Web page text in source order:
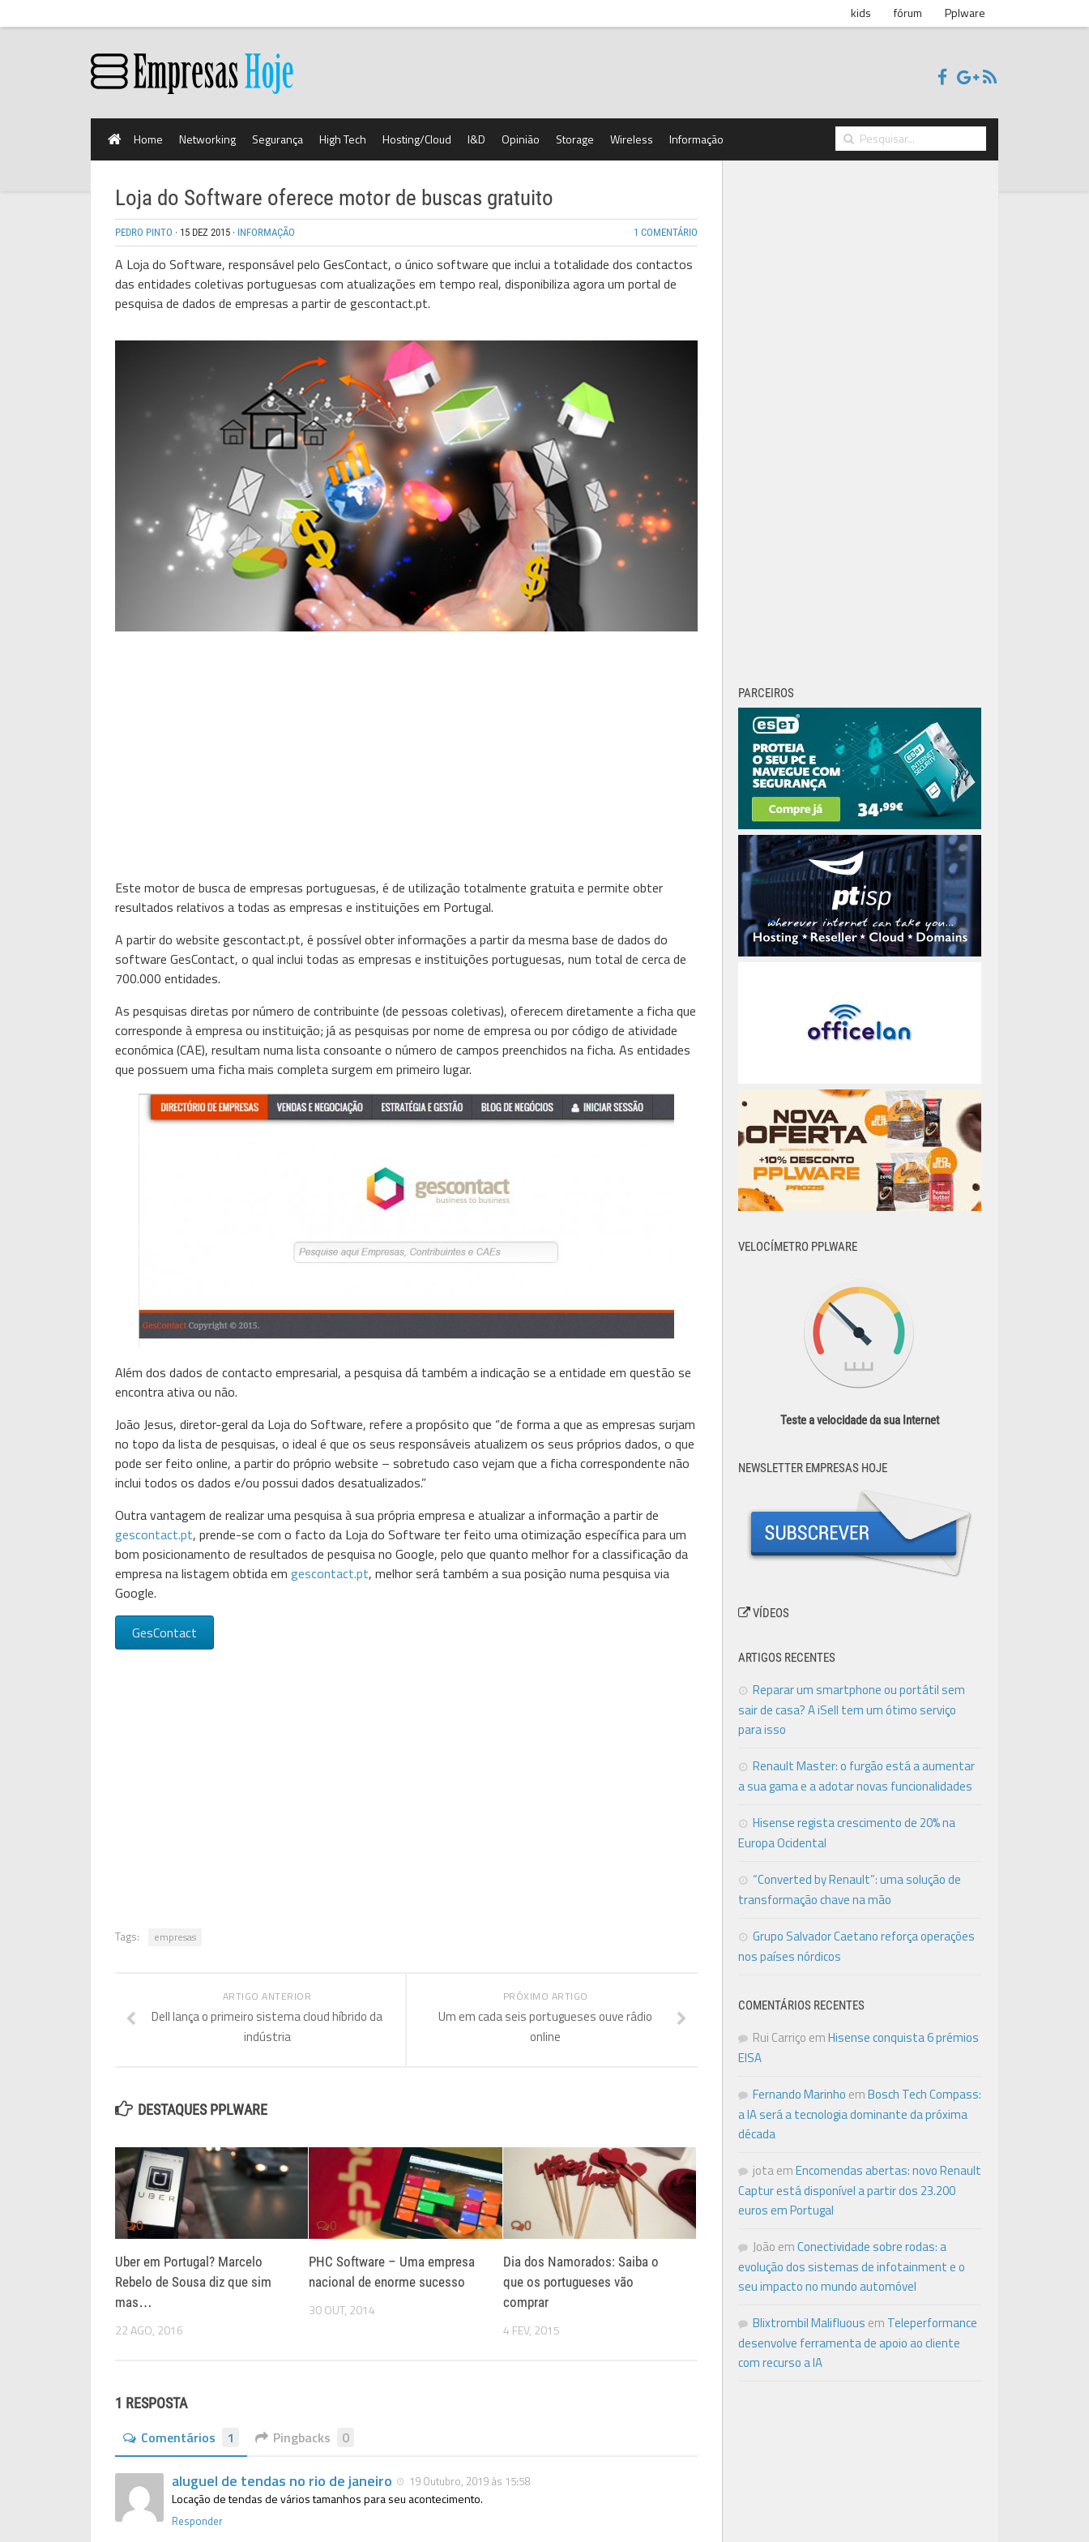
kids fórum Pplware
Home Networking Segurança High Tech Hosting/Cloud I&D Opinião Storage Wireless Informação
Loja do Software oferece motor de buscas gratuito
PEDRO PINTO · 15 DEZ 2015 · INFORMAÇÃO 1 COMENTÁRIO
A Loja do Software, responsável pelo GesContact, o único software que inclui a totalidade dos contactos
das entidades coletivas portuguesas com atualizações em tempo real, disponibiliza agora um portal de
pesquisa de dados de empresas a partir de gescontact.pt.
Este motor de busca de empresas portuguesas, é de utilização totalmente gratuita e permite obter
resultados relativos a todas as empresas e instituições em Portugal.
A partir do website gescontact.pt, é possível obter informações a partir da mesma base de dados do
software GesContact, o qual inclui todas as empresas e instituições portuguesas, num total de cerca de
700.000 entidades.
As pesquisas diretas por número de contribuinte (de pessoas coletivas), oferecem diretamente a ficha que
corresponde à empresa ou instituição; já as pesquisas por nome de empresa ou por código de atividade
económica (CAE), resultam numa lista consoante o número de campos preenchidos na ficha. As entidades
que possuem uma ficha mais completa surgem em primeiro lugar.
Além dos dados de contacto empresarial, a pesquisa dá também a indicação se a entidade em questão se
encontra ativa ou não.
João Jesus, diretor-geral da Loja do Software, refere a propósito que “de forma a que as empresas surjam
no topo da lista de pesquisas, o ideal é que os seus responsáveis atualizem os seus próprios dados, o que
pode ser feito online, a partir do próprio website – sobretudo caso vejam que a ficha correspondente não
inclui todos os dados e/ou possui dados desatualizados.”
Outra vantagem de realizar uma pesquisa à sua própria empresa e atualizar a informação a partir de
gescontact.pt, prende-se com o facto da Loja do Software ter feito uma otimização específica para um
bom posicionamento de resultados de pesquisa no Google, pelo que quanto melhor for a classificação da
empresa na listagem obtida em gescontact.pt, melhor será também a sua posição numa pesquisa via
Google.
GesContact
Tags: empresas
PRÓXIMO ARTIGO
Um em cada seis portugueses ouve rádio
online
ARTIGO ANTERIOR
Dell lança o primeiro sistema cloud híbrido da
indústria
DESTAQUES PPLWARE
0
Uber em Portugal? Marcelo
Rebelo de Sousa diz que sim
mas…
22 AGO, 2016
0
PHC Software – Uma empresa
nacional de enorme sucesso
30 OUT, 2014
0
Dia dos Namorados: Saiba o
que os portugueses vão
comprar
4 FEV, 2015
1 RESPOSTA
Comentários 1 Pingbacks 0
aluguel de tendas no rio de janeiro 19 Outubro, 2019 às 15:58
Locação de tendas de vários tamanhos para seu acontecimento.
Responder
PARCEIROS
VELOCÍMETRO PPLWARE
Teste a velocidade da sua Internet
NEWSLETTER EMPRESAS HOJE
VÍDEOS
ARTIGOS RECENTES
Reparar um smartphone ou portátil sem
sair de casa? A iSell tem um ótimo serviço
para isso
Renault Master: o furgão está a aumentar
a sua gama e a adotar novas funcionalidades
Hisense regista crescimento de 20% na
Europa Ocidental
“Converted by Renault”: uma solução de
transformação chave na mão
Grupo Salvador Caetano reforça operações
nos países nórdicos
COMENTÁRIOS RECENTES
Rui Carriço emHisense conquista 6 prémios
EISA
Fernando Marinho emBosch Tech Compass:
a IA será a tecnologia dominante da próxima
década
jotaemEncomendas abertas: novo Renault
Captur está disponível a partir dos 23.200
euros em Portugal
João emConectividade sobre rodas: a
evolução dos sistemas de infotainment e o
seu impacto no mundo automóvel
Blixtrombil Malifluous em Teleperformance
desenvolve ferramenta de apoio ao cliente
com recurso a IA